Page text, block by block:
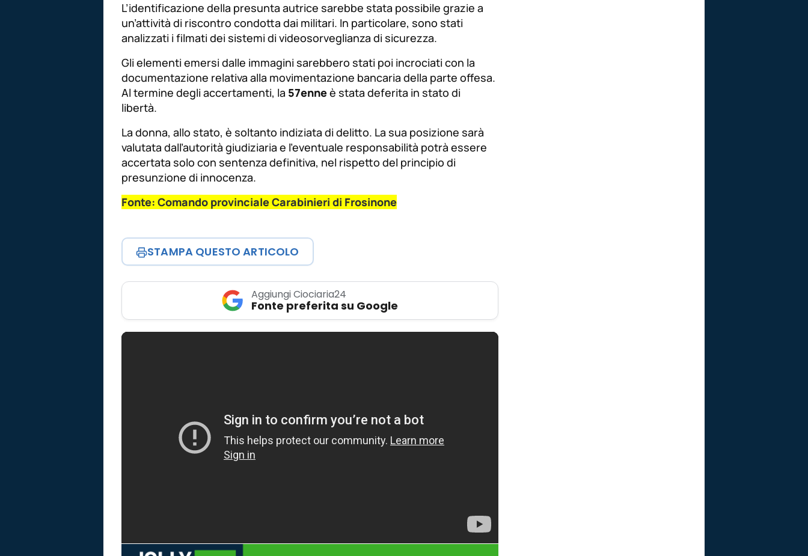
L’identificazione della presunta autrice sarebbe stata possibile grazie a
un’attività di riscontro condotta dai militari. In particolare, sono stati
analizzati i filmati dei sistemi di videosorveglianza di sicurezza.
Gli elementi emersi dalle immagini sarebbero stati poi incrociati con la
documentazione relativa alla movimentazione bancaria della parte offesa.
Al termine degli accertamenti, la 57enneè stata deferita in stato di
libertà.
La donna, allo stato, è soltanto indiziata di delitto. La sua posizione sarà
valutata dall’autorità giudiziaria e l’eventuale responsabilità potrà essere
accertata solo con sentenza definitiva, nel rispetto del principio di
presunzione di innocenza.
Fonte: Comando provinciale Carabinieri di Frosinone
STAMPA QUESTO ARTICOLO
Aggiungi Ciociaria24
Fonte preferita su Google